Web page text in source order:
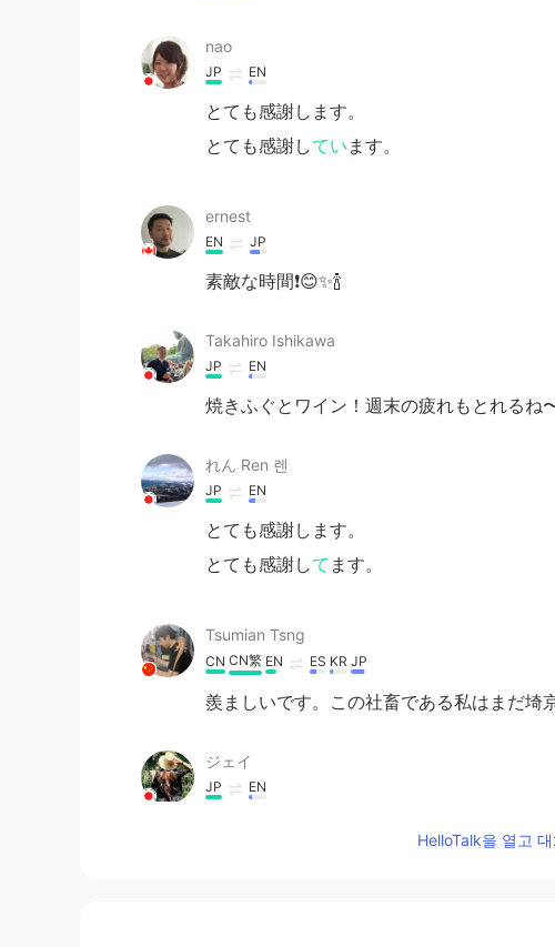
nao
JP EN
とても感謝します。
とても感謝してい ます。
ernest
EN JP
素敵な時間❗️😊✨🍾
Takahiro Ishikawa
JP EN
焼きふぐとワイン！週末の疲れもとれるね
れん Ren 렌
JP EN
とても感謝します。
とても感謝して ます。
Tsumian Tsng
CN CN繁 EN ES KR JP
羨ましいです。この社畜である私はまだ埼
ジェイ
JP EN
HelloTalk을 열고